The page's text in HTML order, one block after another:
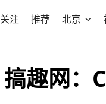
关注 推荐 北京
搞趣网：